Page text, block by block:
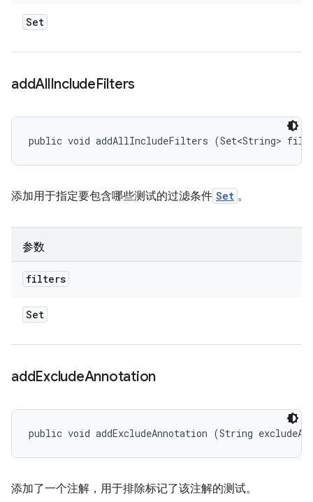
Set
addAllIncludeFilters
public void addAllIncludeFilters (Set<String>
添加用于指定要包含哪些测试的过滤条件 Set 。
参数
filters
Set
addExcludeAnnotation
public void addExcludeAnnotation (String
添加了一个注解，用于排除标记了该注解的测试。